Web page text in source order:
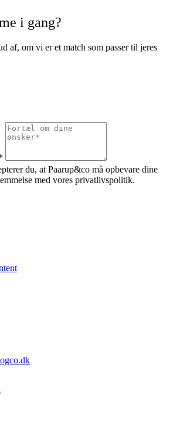
i gang?
af, om vi er et match som passer til jeres
du, at Paarup&co må opbevare dine
med vores privatlivspolitik.